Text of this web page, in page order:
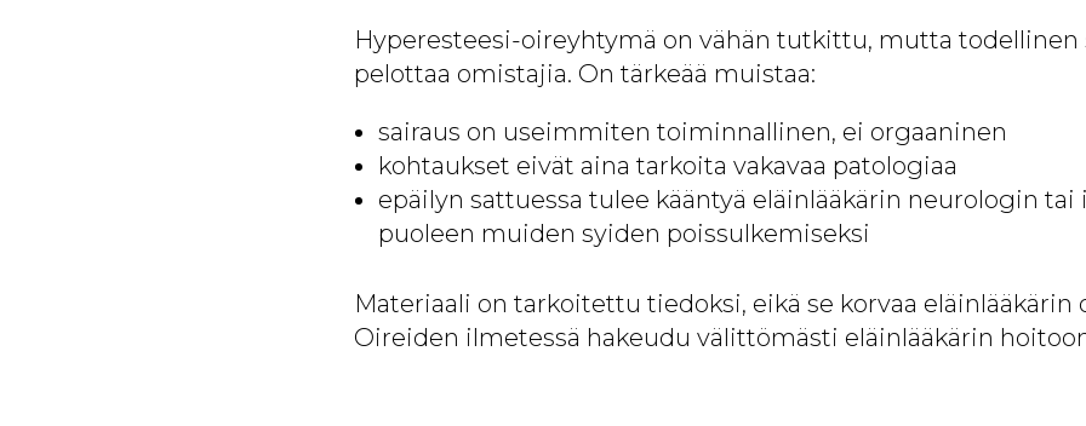
Hyperesteesi-oireyhtymä on vähän tutkittu, mutta todellinen
pelottaa omistajia. On tärkeää muistaa:
sairaus on useimmiten toiminnallinen, ei orgaaninen
kohtaukset eivät aina tarkoita vakavaa patologiaa
epäilyn sattuessa tulee kääntyä eläinlääkärin neurologin
puoleen muiden syiden poissulkemiseksi
Materiaali on tarkoitettu tiedoksi, eikä se korvaa eläinlääkärin
Oireiden ilmetessä hakeudu välittömästi eläinlääkärin